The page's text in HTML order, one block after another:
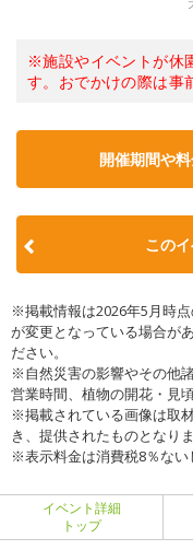
※施設やイベントが休
す。おでかけの際は事
開催期間や
この
※掲載情報は2026年5月時
が変更となっている場合が
ださい。
※自然災害の影響やその他
営業時間、植物の開花・見
※掲載されている画像は取
き、提供されたものとなり
※表示料金は消費税8％ない
イベント詳細
トップ